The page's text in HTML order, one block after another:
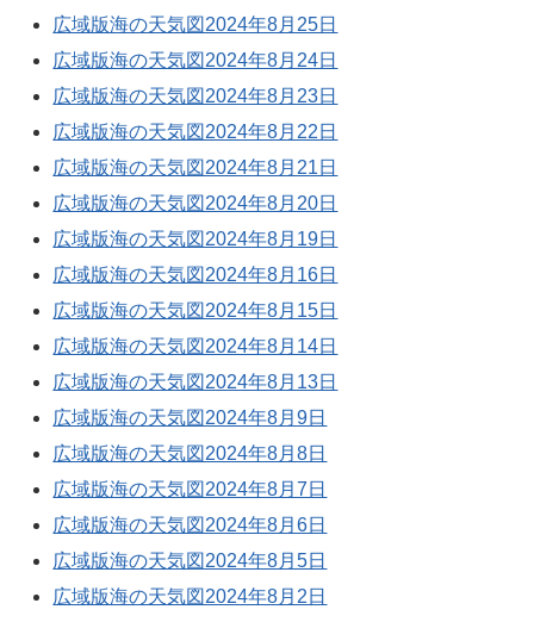
広域版海の天気図2024年8月25日
広域版海の天気図2024年8月24日
広域版海の天気図2024年8月23日
広域版海の天気図2024年8月22日
広域版海の天気図2024年8月21日
広域版海の天気図2024年8月20日
広域版海の天気図2024年8月19日
広域版海の天気図2024年8月16日
広域版海の天気図2024年8月15日
広域版海の天気図2024年8月14日
広域版海の天気図2024年8月13日
広域版海の天気図2024年8月9日
広域版海の天気図2024年8月8日
広域版海の天気図2024年8月7日
広域版海の天気図2024年8月6日
広域版海の天気図2024年8月5日
広域版海の天気図2024年8月2日